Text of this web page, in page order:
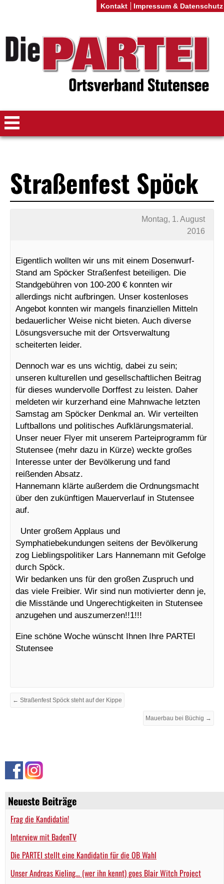
Neueste Beiträge
Frag die Kandidatin!
Interview mit BadenTV
Die PARTEI stellt eine Kandidatin für die OB Wahl
Unser Andreas Kieling… (wer ihn kennt) goes Blair Witch Project
Straßenfest Spöck
Montag, 1. August
2016
Eigentlich wollten wir uns mit einem Dosenwurf-
Stand am Spöcker Straßenfest beteiligen. Die
Standgebühren von 100-200 € konnten wir
allerdings nicht aufbringen. Unser kostenloses
Angebot konnten wir mangels finanziellen Mitteln
bedauerlicher Weise nicht bieten. Auch diverse
Lösungsversuche mit der Ortsverwaltung
scheiterten leider.
Dennoch war es uns wichtig, dabei zu sein;
unseren kulturellen und gesellschaftlichen Beitrag
für dieses wundervolle Dorffest zu leisten. Daher
meldeten wir kurzerhand eine Mahnwache letzten
Samstag am Spöcker Denkmal an. Wir verteilten
Luftballons und politisches Aufklärungsmaterial.
Unser neuer Flyer mit unserem Parteiprogramm für
Stutensee (mehr dazu in Kürze) weckte großes
Interesse unter der Bevölkerung und fand
reißenden Absatz.
Hannemann klärte außerdem die Ordnungsmacht
über den zukünftigen Mauerverlauf in Stutensee
auf.
Unter großem Applaus und
Symphatiebekundungen seitens der Bevölkerung
zog Lieblingspolitiker Lars Hannemann mit Gefolge
durch Spöck.
Wir bedanken uns für den großen Zuspruch und
das viele Freibier. Wir sind nun motivierter denn je,
die Misstände und Ungerechtigkeiten in Stutensee
anzugehen und auszumerzen!!1!!!
Eine schöne Woche wünscht Ihnen Ihre PARTEI
Stutensee
← Straßenfest Spöck steht auf der Kippe
Mauerbau bei Büchig →
Kontakt Impressum & Datenschutz